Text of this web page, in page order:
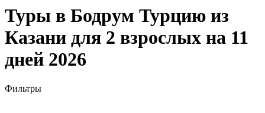
Туры в Бодрум Турцию из
Казани для 2 взрослых на 11
дней 2026
Фильтры